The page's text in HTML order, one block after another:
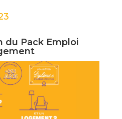
du Pack Emploi